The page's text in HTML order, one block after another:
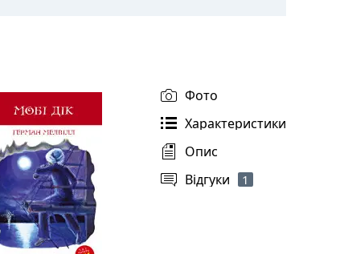
Фото
Характеристики
Опис
Відгуки
1